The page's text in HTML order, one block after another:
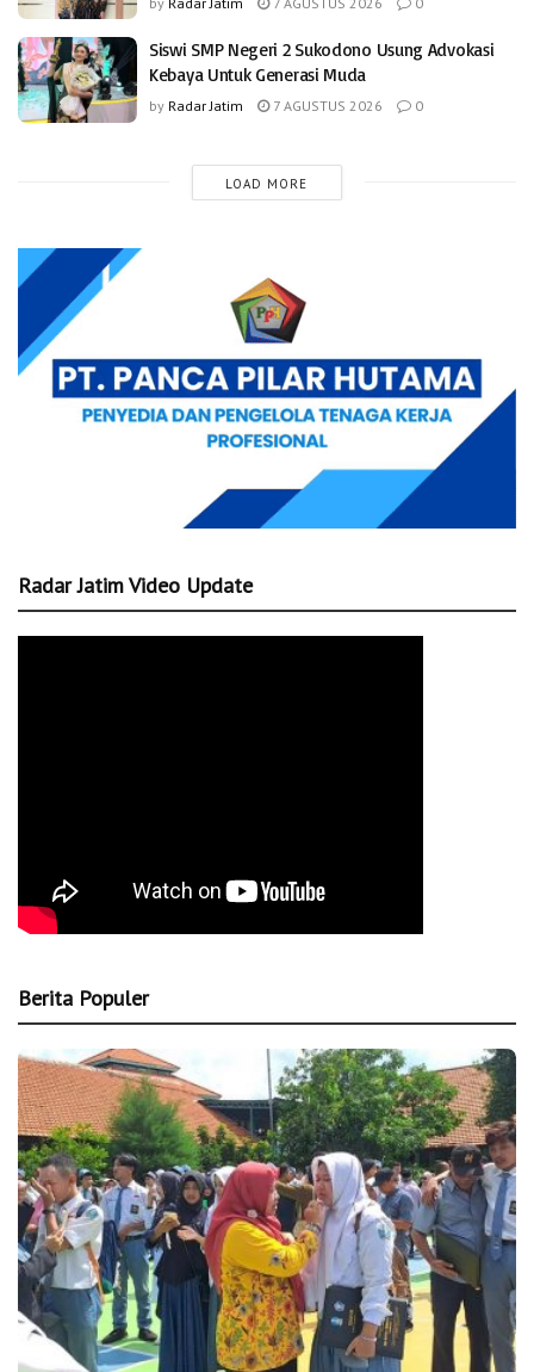
Siswi SMP Negeri 2 Sukodono Usung Advokasi
Kebaya Untuk Generasi Muda
by Radar Jatim 7 AGUSTUS 2026 0
LOAD MORE
Radar Jatim Video Update
Berita Populer